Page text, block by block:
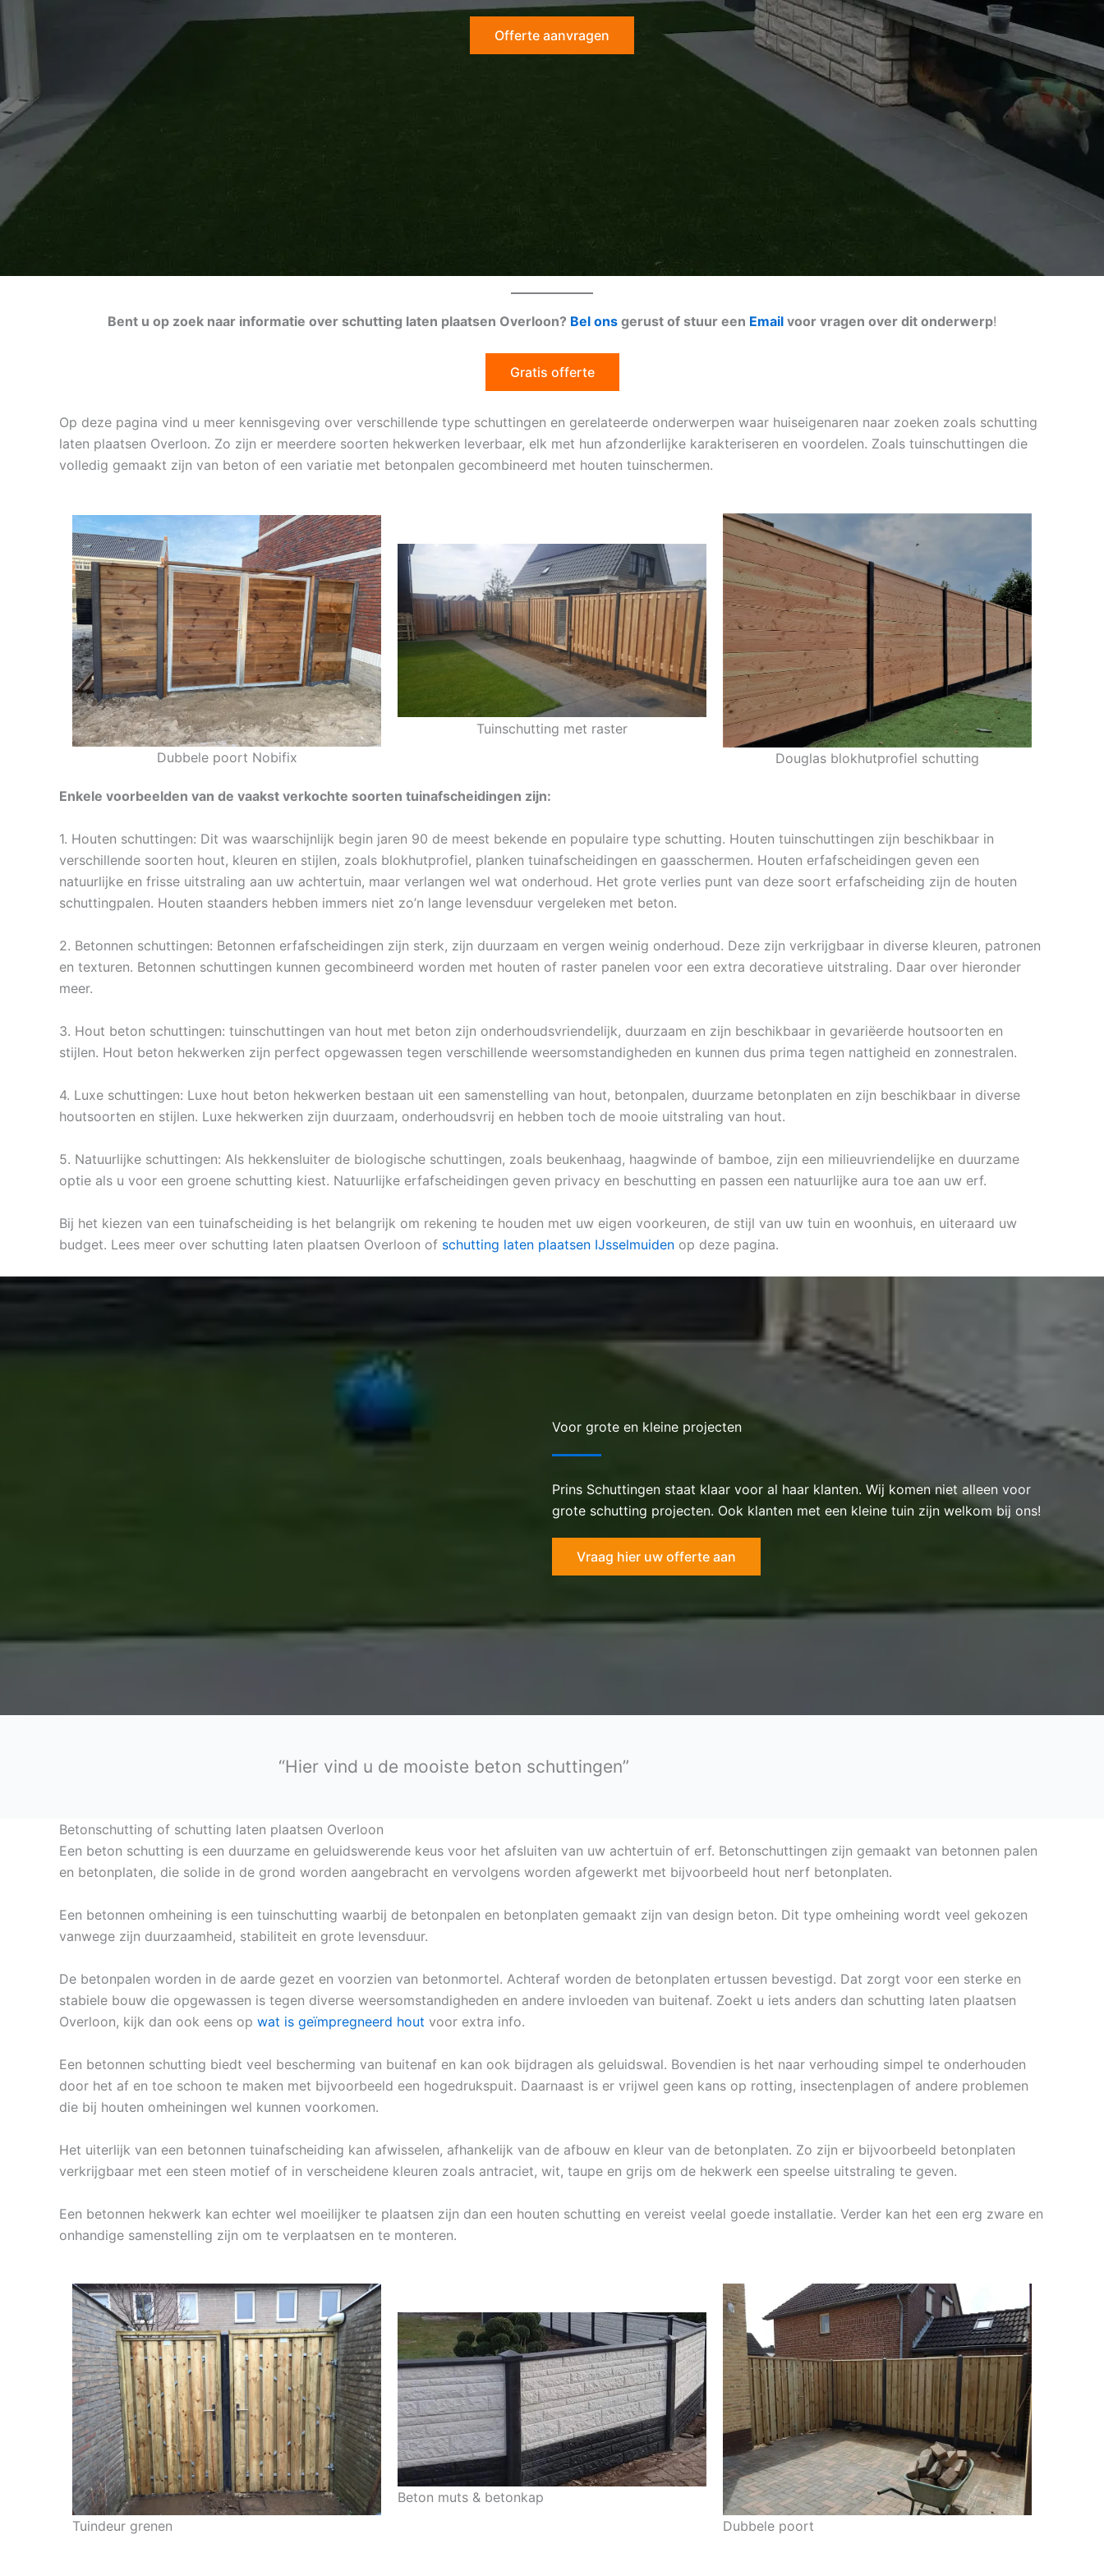
Offerte aanvragen
Bent u op zoek naar informatie over schutting laten plaatsen Overloon? Bel ons gerust of stuur een Email voor vragen over dit onderwerp!
Gratis offerte
Op deze pagina vind u meer kennisgeving over verschillende type schuttingen en gerelateerde onderwerpen waar huiseigenaren naar zoeken zoals schutting
laten plaatsen Overloon. Zo zijn er meerdere soorten hekwerken leverbaar, elk met hun afzonderlijke karakteriseren en voordelen. Zoals tuinschuttingen die
volledig gemaakt zijn van beton of een variatie met betonpalen gecombineerd met houten tuinschermen.
Dubbele poort Nobifix
Tuinschutting met raster
Douglas blokhutprofiel schutting
Enkele voorbeelden van de vaakst verkochte soorten tuinafscheidingen zijn:
1. Houten schuttingen: Dit was waarschijnlijk begin jaren 90 de meest bekende en populaire type schutting. Houten tuinschuttingen zijn beschikbaar in
verschillende soorten hout, kleuren en stijlen, zoals blokhutprofiel, planken tuinafscheidingen en gaasschermen. Houten erfafscheidingen geven een
natuurlijke en frisse uitstraling aan uw achtertuin, maar verlangen wel wat onderhoud. Het grote verlies punt van deze soort erfafscheiding zijn de houten
schuttingpalen. Houten staanders hebben immers niet zo’n lange levensduur vergeleken met beton.
2. Betonnen schuttingen: Betonnen erfafscheidingen zijn sterk, zijn duurzaam en vergen weinig onderhoud. Deze zijn verkrijgbaar in diverse kleuren, patronen
en texturen. Betonnen schuttingen kunnen gecombineerd worden met houten of raster panelen voor een extra decoratieve uitstraling. Daar over hieronder
meer.
3. Hout beton schuttingen: tuinschuttingen van hout met beton zijn onderhoudsvriendelijk, duurzaam en zijn beschikbaar in gevariëerde houtsoorten en
stijlen. Hout beton hekwerken zijn perfect opgewassen tegen verschillende weersomstandigheden en kunnen dus prima tegen nattigheid en zonnestralen.
4. Luxe schuttingen: Luxe hout beton hekwerken bestaan uit een samenstelling van hout, betonpalen, duurzame betonplaten en zijn beschikbaar in diverse
houtsoorten en stijlen. Luxe hekwerken zijn duurzaam, onderhoudsvrij en hebben toch de mooie uitstraling van hout.
5. Natuurlijke schuttingen: Als hekkensluiter de biologische schuttingen, zoals beukenhaag, haagwinde of bamboe, zijn een milieuvriendelijke en duurzame
optie als u voor een groene schutting kiest. Natuurlijke erfafscheidingen geven privacy en beschutting en passen een natuurlijke aura toe aan uw erf.
Bij het kiezen van een tuinafscheiding is het belangrijk om rekening te houden met uw eigen voorkeuren, de stijl van uw tuin en woonhuis, en uiteraard uw
budget. Lees meer over schutting laten plaatsen Overloon of schutting laten plaatsen IJsselmuiden op deze pagina.
Voor grote en kleine projecten
Prins Schuttingen staat klaar voor al haar klanten. Wij komen niet alleen voor
grote schutting projecten. Ook klanten met een kleine tuin zijn welkom bij ons!
Vraag hier uw offerte aan
“Hier vind u de mooiste beton schuttingen”
Betonschutting of schutting laten plaatsen Overloon
Een beton schutting is een duurzame en geluidswerende keus voor het afsluiten van uw achtertuin of erf. Betonschuttingen zijn gemaakt van betonnen palen
en betonplaten, die solide in de grond worden aangebracht en vervolgens worden afgewerkt met bijvoorbeeld hout nerf betonplaten.
Een betonnen omheining is een tuinschutting waarbij de betonpalen en betonplaten gemaakt zijn van design beton. Dit type omheining wordt veel gekozen
vanwege zijn duurzaamheid, stabiliteit en grote levensduur.
De betonpalen worden in de aarde gezet en voorzien van betonmortel. Achteraf worden de betonplaten ertussen bevestigd. Dat zorgt voor een sterke en
stabiele bouw die opgewassen is tegen diverse weersomstandigheden en andere invloeden van buitenaf. Zoekt u iets anders dan schutting laten plaatsen
Overloon, kijk dan ook eens op wat is geïmpregneerd hout voor extra info.
Een betonnen schutting biedt veel bescherming van buitenaf en kan ook bijdragen als geluidswal. Bovendien is het naar verhouding simpel te onderhouden
door het af en toe schoon te maken met bijvoorbeeld een hogedrukspuit. Daarnaast is er vrijwel geen kans op rotting, insectenplagen of andere problemen
die bij houten omheiningen wel kunnen voorkomen.
Het uiterlijk van een betonnen tuinafscheiding kan afwisselen, afhankelijk van de afbouw en kleur van de betonplaten. Zo zijn er bijvoorbeeld betonplaten
verkrijgbaar met een steen motief of in verscheidene kleuren zoals antraciet, wit, taupe en grijs om de hekwerk een speelse uitstraling te geven.
Een betonnen hekwerk kan echter wel moeilijker te plaatsen zijn dan een houten schutting en vereist veelal goede installatie. Verder kan het een erg zware en
onhandige samenstelling zijn om te verplaatsen en te monteren.
Tuindeur grenen
Beton muts & betonkap
Dubbele poort